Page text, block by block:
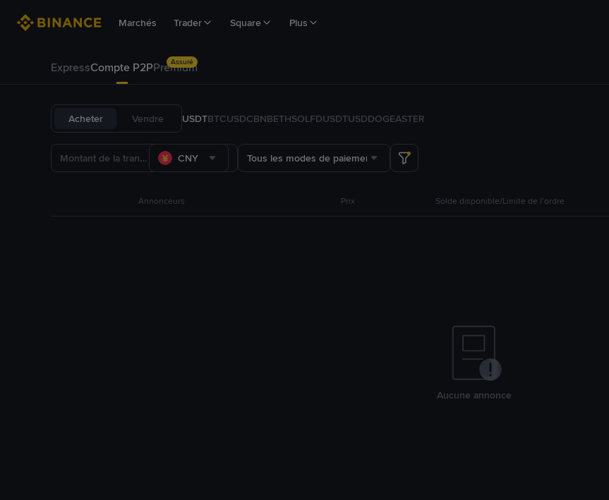
Marchés Trader Square Plus
ExpressCompte P2PPremium
Assuré
Acheter Vendre USDTBTCUSDCBNBETHSOLFDUSDTUSDDOGEASTER
CNY Tous les modes de paiement
Annonceurs Prix Solde disponible/Limite de l’ordre
Aucune annonce